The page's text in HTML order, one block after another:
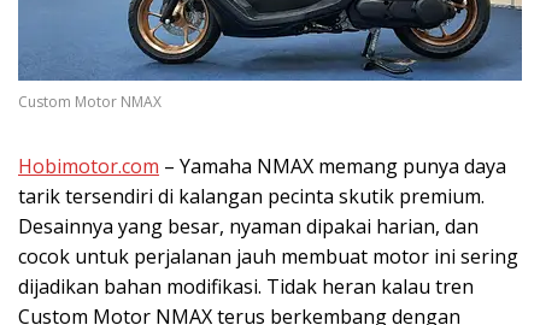
Custom Motor NMAX
Hobimotor.com – Yamaha NMAX memang punya daya
tarik tersendiri di kalangan pecinta skutik premium.
Desainnya yang besar, nyaman dipakai harian, dan
cocok untuk perjalanan jauh membuat motor ini sering
dijadikan bahan modifikasi. Tidak heran kalau tren
Custom Motor NMAX terus berkembang dengan